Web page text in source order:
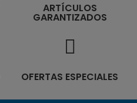
ARTÍCULOS
GARANTIZADOS
OFERTAS ESPECIALES